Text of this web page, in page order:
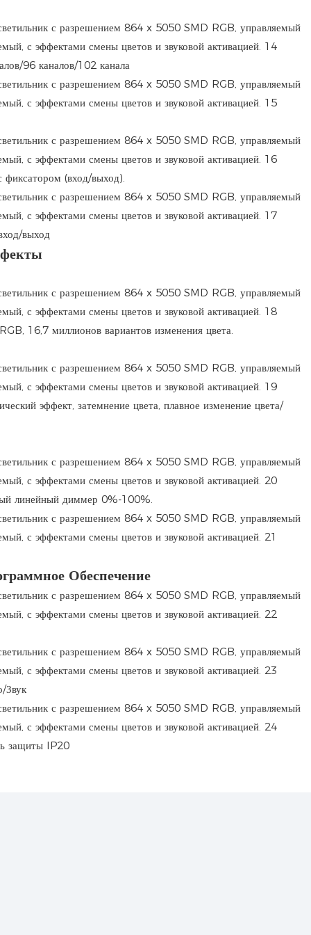
96 каналов/102 канала
(вход/выход).
выход
16,7 миллионов вариантов изменения цвета.
эффект, затемнение цвета, плавное изменение цвета/
линейный диммер 0%-100%.
Обеспечение
Звук
защиты IP20